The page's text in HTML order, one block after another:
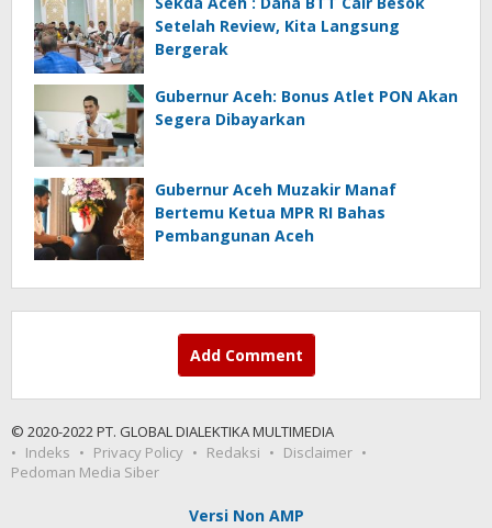
Setelah Review, Kita Langsung
Bergerak
Gubernur Aceh: Bonus Atlet PON Akan
Segera Dibayarkan
Gubernur Aceh Muzakir Manaf
Bertemu Ketua MPR RI Bahas
Pembangunan Aceh
Add Comment
© 2020-2022 PT. GLOBAL DIALEKTIKA MULTIMEDIA
Indeks
Privacy Policy Redaksi
Disclaimer
Pedoman Media Siber
Versi Non AMP